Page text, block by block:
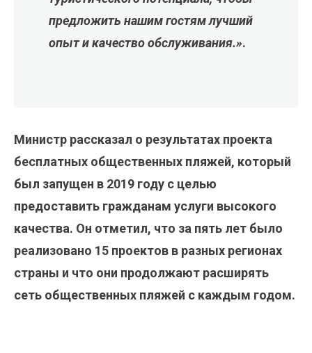
предложить нашим гостям лучший
опыт и качество обслуживания.».
Министр рассказал о результатах проекта
бесплатных общественных пляжей, который
был запущен в 2019 году с целью
предоставить гражданам услуги высокого
качества. Он отметил, что за пять лет было
реализовано 15 проектов в разных регионах
страны и что они продолжают расширять
сеть общественных пляжей с каждым годом.